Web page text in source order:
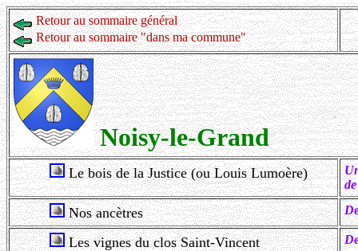
Retour au sommaire général
Retour au sommaire "dans ma commune"
Noisy-le-Grand
Le bois de la Justice (ou Louis Lumoère)
Nos ancètres
Les vignes du clos Saint-Vincent